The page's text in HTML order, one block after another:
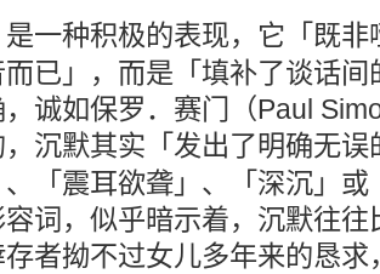
是一种积极的表现，它「既
已」，而是「填补了谈话
，诚如保罗．赛门（Paul
沉默其实「发出了明确无
「震耳欲聋」、「深沉」
词，似乎暗示着，沉默往
者拗不过女儿多年来的恳